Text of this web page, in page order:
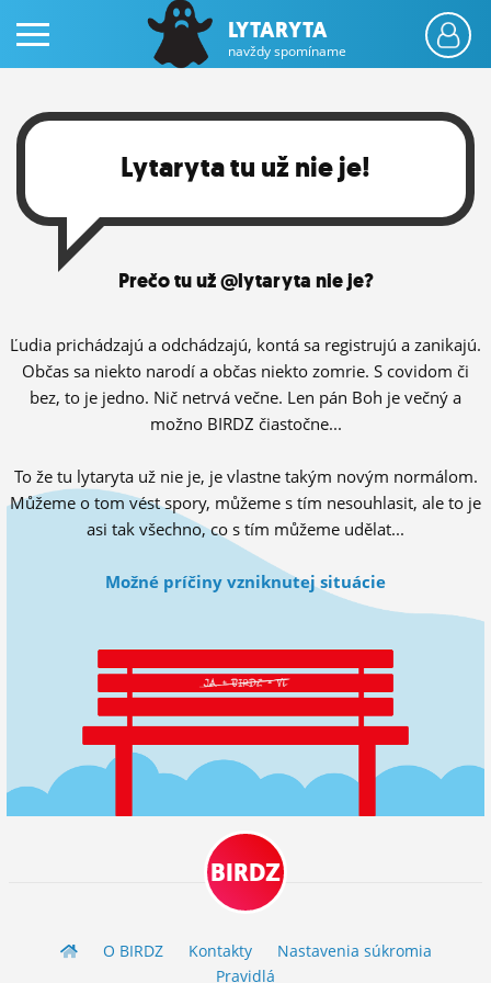
PRIHLÁS SA
ČINŽIAK
FÓRUM
STATUSY
BLOGY
OBRÁZKY
ĽUDIA
ROLETA
LYTARYTA
navždy spomíname
Lytaryta tu už nie je!
Prečo tu už @lytaryta nie je?
Ľudia prichádzajú a odchádzajú, kontá sa registrujú a zanikajú.
Občas sa niekto narodí a občas niekto zomrie. S covidom či
bez, to je jedno. Nič netrvá večne. Len pán Boh je večný a
možno BIRDZ čiastočne...
To že tu lytaryta už nie je, je vlastne takým novým normálom.
Můžeme o tom vést spory, můžeme s tím nesouhlasit, ale to je
asi tak všechno, co s tím můžeme udělat...
Možné príčiny vzniknutej situácie
BIRDZ
O BIRDZ Kontakty
Nastavenia súkromia
Pravidlá